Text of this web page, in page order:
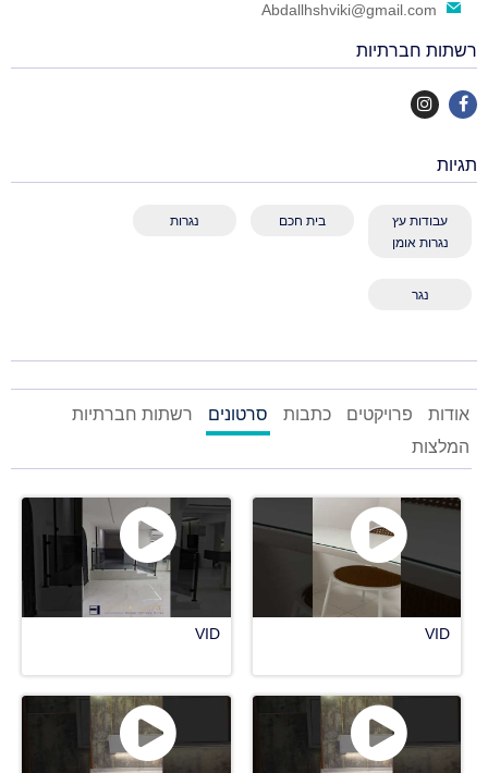
Abdallhshviki@gmail.com
רשתות חברתיות
תגיות
עבודות עץ
נגרות אומן
בית חכם נגרות
נגר
אודות פרויקטים כתבות סרטונים
רשתות חברתיות
המלצות
VID
VID